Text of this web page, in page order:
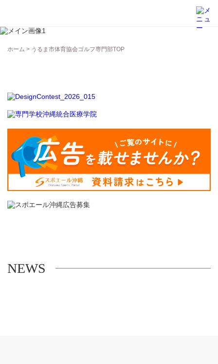
ホーム > うるま市体育協会ゴルフ専門部TOP
NEWS